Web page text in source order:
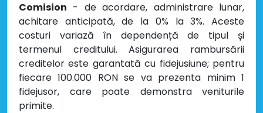
Comision - de acordare, administrare lunar,
achitare anticipată, de la 0% la 3%. Aceste
costuri variază în dependență de tipul și
termenul creditului. Asigurarea rambursării
creditelor este garantată cu fidejusiune; pentru
fiecare 100.000 RON se va prezenta minim 1
fidejusor, care poate demonstra veniturile
primite.